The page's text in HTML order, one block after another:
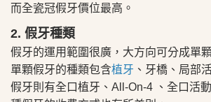
而全瓷冠假牙價位最高。
2. 假牙種類
假牙的運用範圍很廣，大方向可分成單
單顆假牙的種類包含植牙 、牙橋、局部
假牙則有全口植牙、All-On-4 、全口活